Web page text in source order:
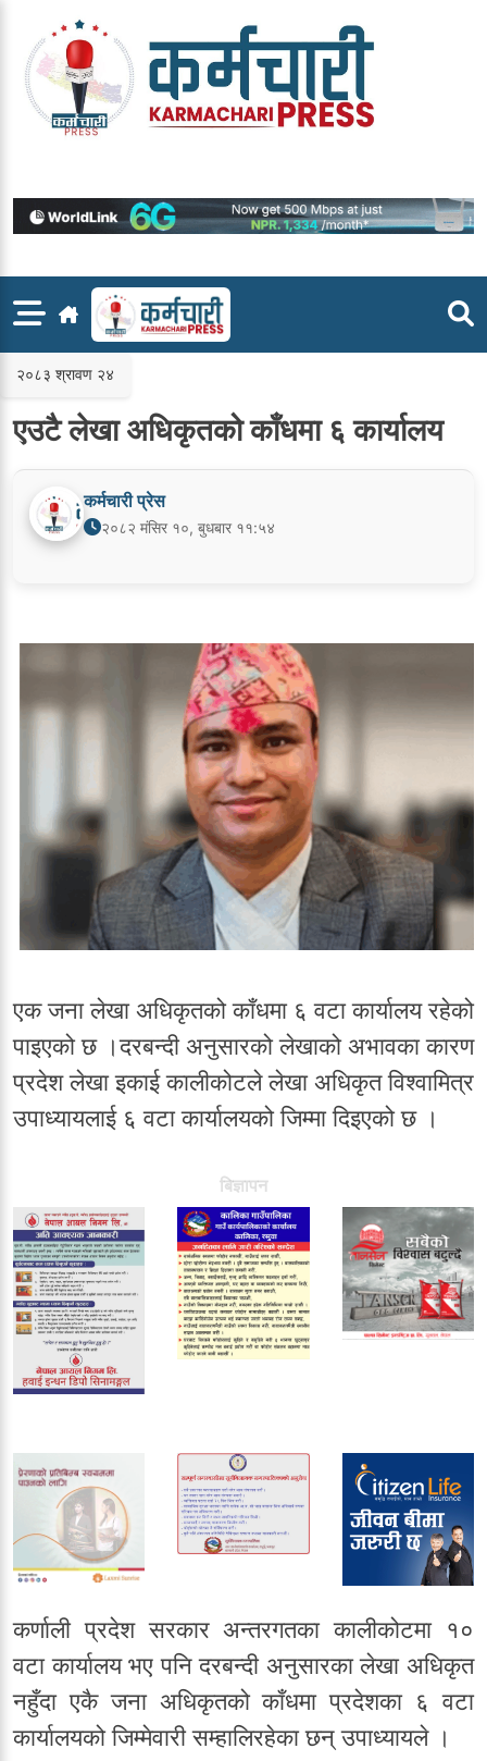
content
२०८३ श्रावण २४
एउटै लेखा अधिकृतको काँधमा ६ कार्यालय
कर्मचारी प्रेस
२०८२ मंसिर १०, बुधबार ११:५४
एक जना लेखा अधिकृतको काँधमा ६ वटा कार्यालय रहेको
पाइएको छ ।दरबन्दी अनुसारको लेखाको अभावका कारण
प्रदेश लेखा इकाई कालीकोटले लेखा अधिकृत विश्वामित्र
उपाध्यायलाई ६ वटा कार्यालयको जिम्मा दिइएको छ ।
बिज्ञापन
कर्णाली प्रदेश सरकार अन्तरगतका कालीकोटमा १०
वटा कार्यालय भए पनि दरबन्दी अनुसारका लेखा अधिकृत
नहुँदा एकै जना अधिकृतको काँधमा प्रदेशका ६ वटा
कार्यालयको जिम्मेवारी सम्हालिरहेका छन् उपाध्यायले ।